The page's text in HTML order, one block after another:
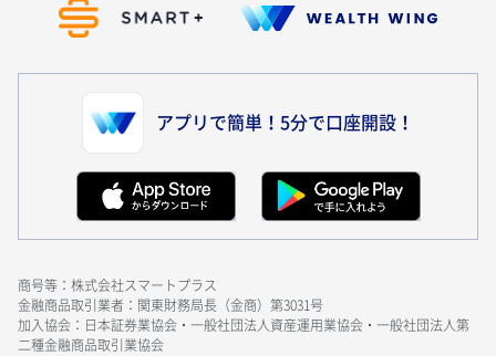
アプリで簡単！5分で口座開設！
商号等：株式会社スマートプラス
金融商品取引業者：関東財務局長（金商）第3031号
加入協会：日本証券業協会・一般社団法人資産運用業協会・一般社団法人第
二種金融商品取引業協会